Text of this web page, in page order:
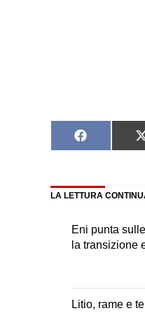
Share
on
LA LETTURA
Eni punta
la transizione
Litio, rame e